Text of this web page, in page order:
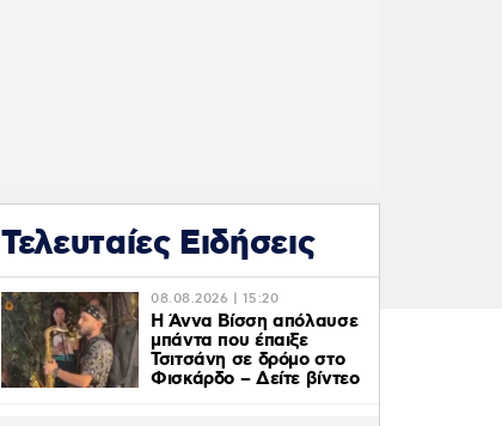
Τελευταίες Ειδήσεις
08.08.2026 | 15:20
Η Άννα Βίσση απόλαυσε
μπάντα που έπαιξε
Τσιτσάνη σε δρόμο στο
Φισκάρδο – Δείτε βίντεο